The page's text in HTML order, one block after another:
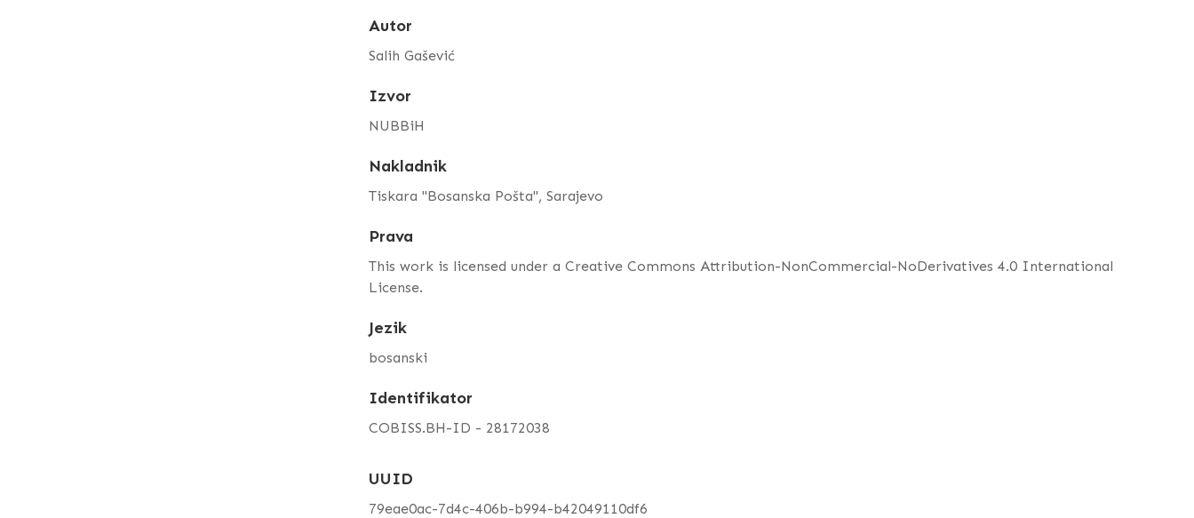
Autor
Salih Gašević
Izvor
NUBBiH
Nakladnik
Tiskara "Bosanska Pošta", Sarajevo
Prava
This work is licensed under a Creative Commons Attribution-NonCommercial-NoDerivatives 4.0 International
License.
Jezik
bosanski
Identifikator
COBISS.BH-ID - 28172038
UUID
79eae0ac-7d4c-406b-b994-b42049110df6